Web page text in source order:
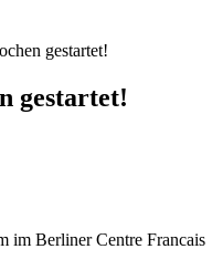
gestartet!
gestartet!
im Berliner Centre Francais